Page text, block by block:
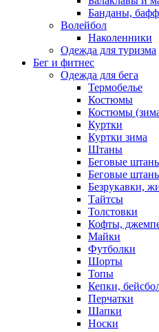
Банданы,
Волейбол
Наколенники
Одежда для туризма
Бег и фитнес
Одежда для бега
Термобелье
Костюмы
Костюмы
Куртки
Куртки зима
Штаны
Беговые
Беговые
Безрукавки,
Тайтсы
Толстовки
Кофты,
Майки
Футболки
Шорты
Топы
Кепки,
Перчатки
Шапки
Носки